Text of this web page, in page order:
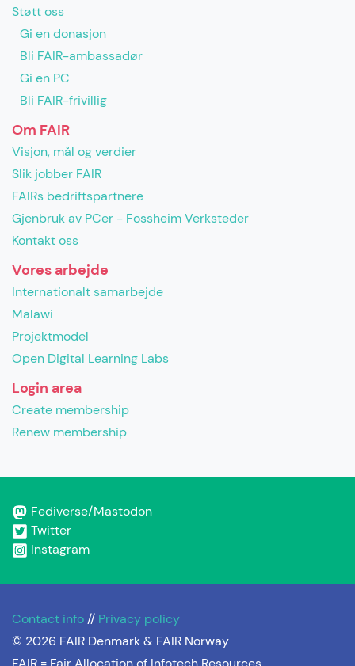
Støtt oss
Gi en donasjon
Bli FAIR-ambassadør
Gi en PC
Bli FAIR-frivillig
Om FAIR
Visjon, mål og verdier
Slik jobber FAIR
FAIRs bedriftspartnere
Gjenbruk av PCer - Fossheim Verksteder
Kontakt oss
Vores arbejde
Internationalt samarbejde
Malawi
Projektmodel
Open Digital Learning Labs
Login area
Create membership
Renew membership
Fediverse/Mastodon
Twitter
Instagram
Contact info // Privacy policy
© 2026 FAIR Denmark & FAIR Norway